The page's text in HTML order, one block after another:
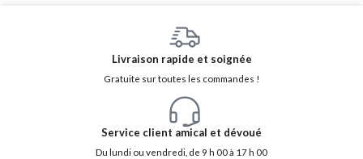
Livraison rapide et soignée
Gratuite sur toutes les commandes !
Service client amical et dévoué
Du lundi ou vendredi, de 9 h 00 à 17 h 00